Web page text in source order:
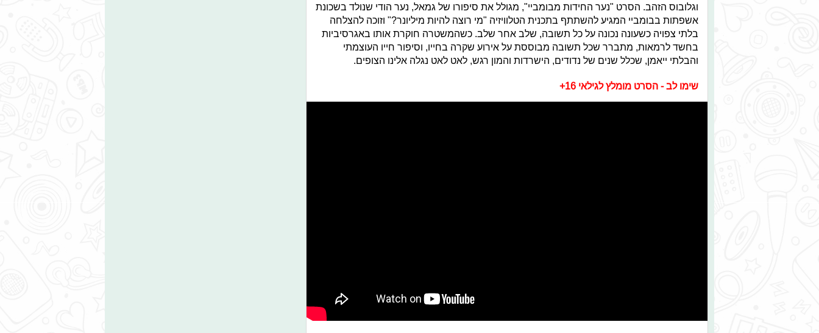
וגלובוס הזהב. הסרט "נער החידות מבומביי", מגולל את סיפורו של גמאל, נער הודי שנולד בשכונת
אשפתות בבומביי המגיע להשתתף בתכנית הטלוויזיה "מי רוצה להיות מיליונר?" וזוכה להצלחה
בלתי צפויה כשעונה נכונה על כל תשובה, שלב אחר שלב. כשהמשטרה חוקרת אותו באגרסיביות
בחשד לרמאות, מתברר שכל תשובה מבוססת על אירוע שקרה בחייו, וסיפור חייו העוצמתי
והבלתי ייאמן, שכלל שנים של נדודים, הישרדות והמון רגש, לאט לאט נגלה אלינו הצופים.
שימו לב - הסרט מומלץ לגילאי 16+